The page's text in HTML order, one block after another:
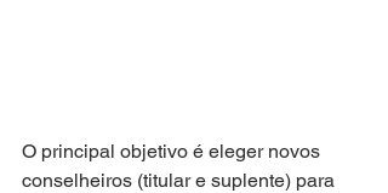
O principal objetivo é eleger novos
conselheiros (titular e suplente) para